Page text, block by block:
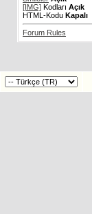
[IMG] Kodları Açık
HTML-Kodu Kapalı
Forum Rules